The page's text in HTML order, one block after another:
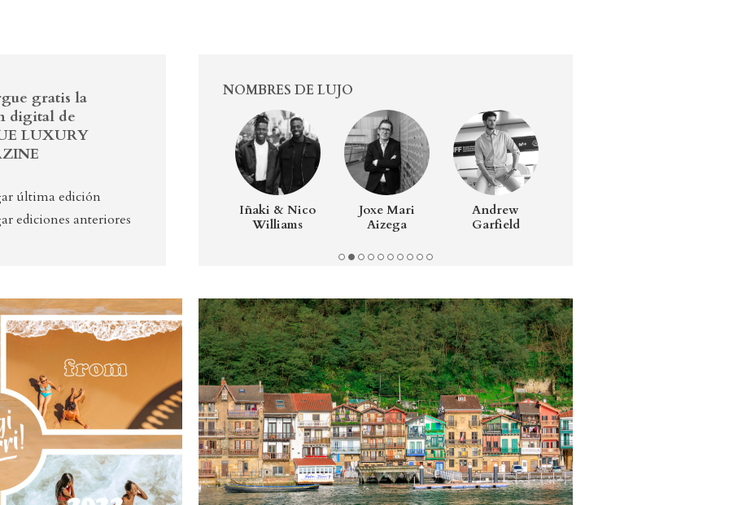
gratis la
digital de
LUXURY
última edición
ediciones anteriores
NOMBRES DE LUJO
Lázaro Rosa-
Violán
Iñaki & Nico
Williams
Joxe Mari
Aizega
Andrew
Garfield